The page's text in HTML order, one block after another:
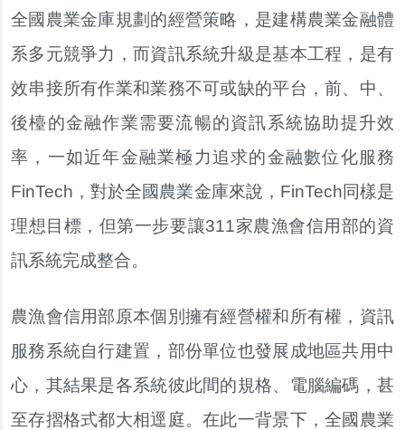
全國農業金庫規劃的經營策略，是建構農業金融體
系多元競爭力，而資訊系統升級是基本工程，是有
效串接所有作業和業務不可或缺的平台，前、中、
後檯的金融作業需要流暢的資訊系統協助提升效
率，一如近年金融業極力追求的金融數位化服務
FinTech，對於全國農業金庫來說，FinTech同樣是
理想目標，但第一步要讓311家農漁會信用部的資
訊系統完成整合。
農漁會信用部原本個別擁有經營權和所有權，資訊
服務系統自行建置，部份單位也發展成地區共用中
心，其結果是各系統彼此間的規格、電腦編碼，甚
至存摺格式都大相逕庭。在此一背景下，全國農業